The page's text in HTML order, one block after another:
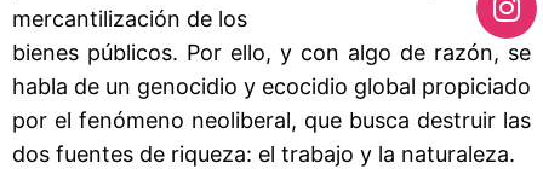
mercantilización de los
bienes públicos. Por ello, y con algo de razón, se
habla de un genocidio y ecocidio global propiciado
por el fenómeno neoliberal, que busca destruir las
dos fuentes de riqueza: el trabajo y la naturaleza.